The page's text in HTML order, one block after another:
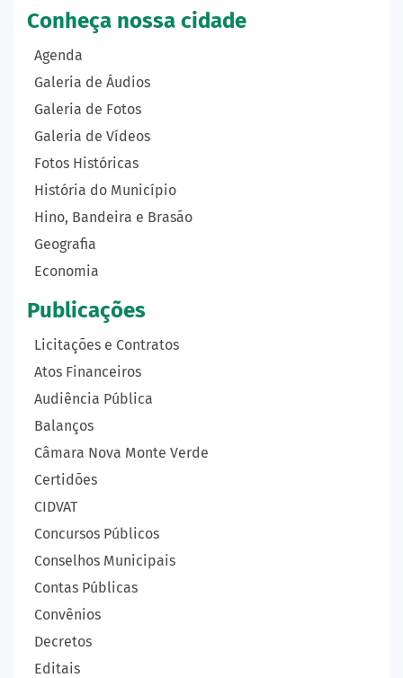
Conheça nossa cidade
Agenda
Galeria de Áudios
Galeria de Fotos
Galeria de Vídeos
Fotos Históricas
História do Município
Hino, Bandeira e Brasão
Geografia
Economia
Publicações
Licitações e Contratos
Atos Financeiros
Audiência Pública
Balanços
Câmara Nova Monte Verde
Certidões
CIDVAT
Concursos Públicos
Conselhos Municipais
Contas Públicas
Convênios
Decretos
Editais